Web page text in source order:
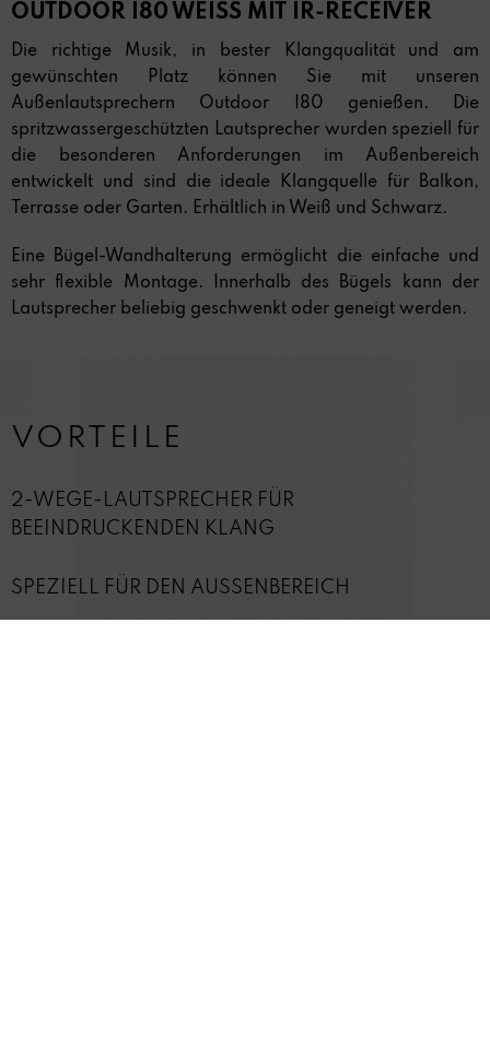
OUTDOOR I80 WEISS MIT IR-RECEIVER
Die richtige Musik, in bester Klangqualität und am
gewünschten Platz können Sie mit unseren
Außenlautsprechern Outdoor I80 genießen. Die
spritzwassergeschützten Lautsprecher wurden speziell für
die besonderen Anforderungen im Außenbereich
entwickelt und sind die ideale Klangquelle für Balkon,
Terrasse oder Garten. Erhältlich in Weiß und Schwarz.
Eine Bügel-Wandhalterung ermöglicht die einfache und
sehr flexible Montage. Innerhalb des Bügels kann der
Lautsprecher beliebig geschwenkt oder geneigt werden.
VORTEILE
2-WEGE-LAUTSPRECHER FÜR
BEEINDRUCKENDEN KLANG
SPEZIELL FÜR DEN AUSSENBEREICH